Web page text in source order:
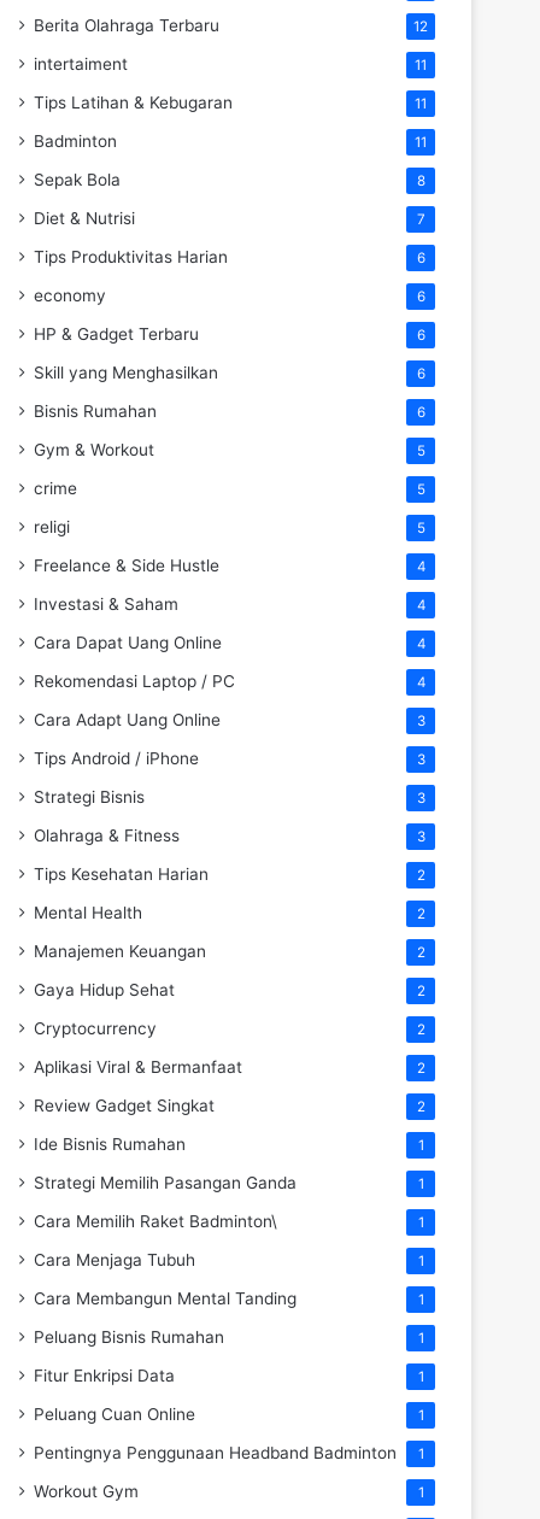
Berita Olahraga Terbaru 12
intertaiment 11
Tips Latihan & Kebugaran 11
Badminton 11
Sepak Bola 8
Diet & Nutrisi 7
Tips Produktivitas Harian 6
economy 6
HP & Gadget Terbaru 6
Skill yang Menghasilkan 6
Bisnis Rumahan 6
Gym & Workout 5
crime 5
religi 5
Freelance & Side Hustle 4
Investasi & Saham 4
Cara Dapat Uang Online 4
Rekomendasi Laptop / PC 4
Cara Adapt Uang Online 3
Tips Android / iPhone 3
Strategi Bisnis 3
Olahraga & Fitness 3
Tips Kesehatan Harian 2
Mental Health 2
Manajemen Keuangan 2
Gaya Hidup Sehat 2
Cryptocurrency 2
Aplikasi Viral & Bermanfaat 2
Review Gadget Singkat 2
Ide Bisnis Rumahan 1
Strategi Memilih Pasangan Ganda 1
Cara Memilih Raket Badminton\ 1
Cara Menjaga Tubuh 1
Cara Membangun Mental Tanding 1
Peluang Bisnis Rumahan 1
Fitur Enkripsi Data 1
Peluang Cuan Online 1
Pentingnya Penggunaan Headband Badminton 1
Workout Gym 1